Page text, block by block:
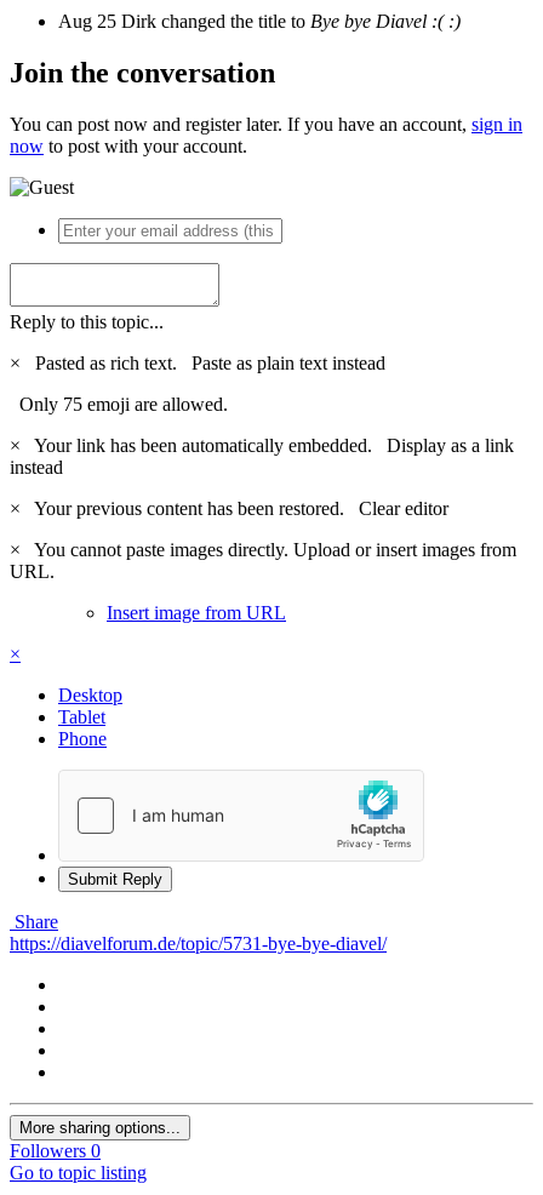
Aug 25 Dirk changed the title to Bye bye Diavel :( :)
Join the conversation
You can post now and register later. If you have an account, sign in
now to post with your account.
Reply to this topic...
×
Pasted as rich text. Paste as plain text instead
Only 75 emoji are allowed.
×
Your link has been automatically embedded. Display as a link
instead
×
Your previous content has been restored. Clear editor
×
You cannot paste images directly. Upload or insert images from
URL.
Insert image from URL
×
Desktop
Tablet
Phone
Submit Reply
Share
https://diavelforum.de/topic/5731-bye-bye-diavel/
More sharing options...
Followers 0
Go to topic listing